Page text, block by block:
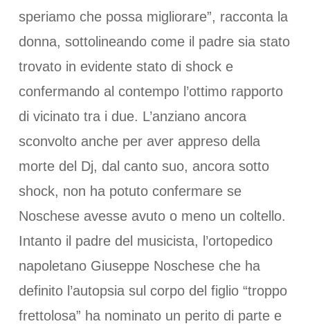
speriamo che possa migliorare”, racconta la
donna, sottolineando come il padre sia stato
trovato in evidente stato di shock e
confermando al contempo l’ottimo rapporto
di vicinato tra i due. L’anziano ancora
sconvolto anche per aver appreso della
morte del Dj, dal canto suo, ancora sotto
shock, non ha potuto confermare se
Noschese avesse avuto o meno un coltello.
Intanto il padre del musicista, l’ortopedico
napoletano Giuseppe Noschese che ha
definito l’autopsia sul corpo del figlio “troppo
frettolosa” ha nominato un perito di parte e